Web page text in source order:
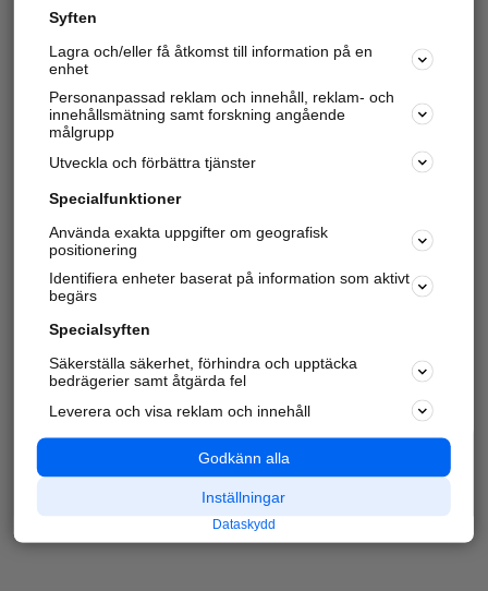
Syften
Lagra och/eller få åtkomst till information på en
enhet
Personanpassad reklam och innehåll, reklam- och
innehållsmätning samt forskning angående
målgrupp
Utveckla och förbättra tjänster
Specialfunktioner
Använda exakta uppgifter om geografisk
positionering
Identifiera enheter baserat på information som aktivt
begärs
Specialsyften
Säkerställa säkerhet, förhindra och upptäcka
bedrägerier samt åtgärda fel
Leverera och visa reklam och innehåll
Godkänn alla
Inställningar
Dataskydd